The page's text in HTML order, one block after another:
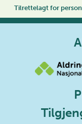
Tilrettelagt for